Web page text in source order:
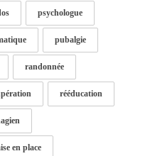
psychologue
pubalgie
randonnée
rééducation
en place